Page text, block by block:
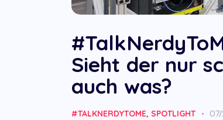
Sieht der nur
auch was?
#TALKNERDYTOME, SPOTLIGHT